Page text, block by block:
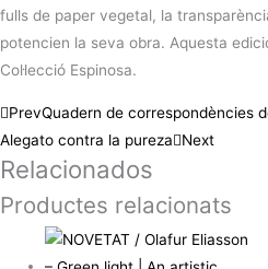
fulls de paper vegetal, la
potencien la seva obra. Aquesta
Col·lecció Espinosa.
PrevQuadern de correspondències
Alegato contra la pureza
Next
Relacionados
Productes relacionats